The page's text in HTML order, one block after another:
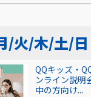
/火/木/土/日
QQキッズ・
ンライン説明
中の方向け...